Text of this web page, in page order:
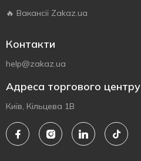
🔥 Вакансії Zakaz.ua
Контакти
help@zakaz.ua
Адреса торгового центру
Київ, Кільцева 1В